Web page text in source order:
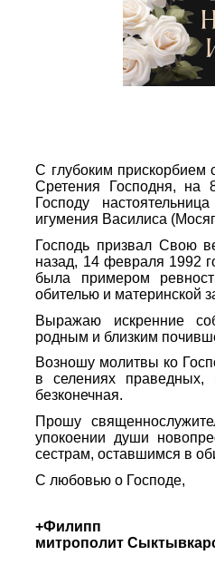
С глубоким прискорбием
Сретения Господня, на
Господу
игумения Василиса
Господь призвал Свою
назад, 14 февраля 1992
была примером
обителью и материнской
Выражаю искренние
родным и близким
Возношу молитвы ко
в селениях
безконечная.
Прошу
упокоении души
сестрам, оставшимся в
С любовью о Господе,
+Филипп
митрополит